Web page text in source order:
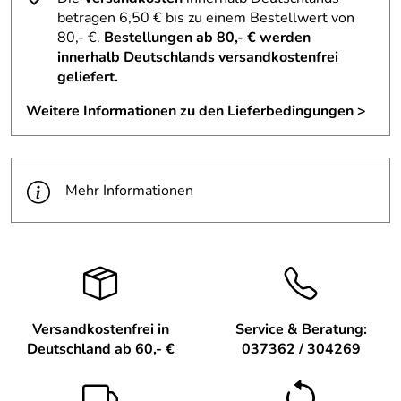
Spielanleitung – Spiralkreisel Rot – Durchmesser ca. 8
cm
Grundhaltung: Den Kreisel zwischen Daumen und
Zeigefinger am Stiel fassen
Drehbewegung: Mit einer schnellen, gleichmäßigen
Bewegung den Kreisel in Rotation versetzen
Spiralmuster faszinierende Effekte erzeugt
Übung: Durch wiederholtes Spielen die Geschicklichkeit
Lieferumfang Spiralkreisel Rot – Durchmesser ca. 8 cm
1x Spiralkreisel mit rotem Muster.
betragen 6,50 € bis zu einem Bestellwert von
80,- €. Bestellungen ab 80,- € werden
innerhalb Deutschlands versandkostenfrei
geliefert.
Weitere Informationen zu den Lieferbedingungen >
Mehr Informationen
Versandkostenfrei in
Deutschland ab 60,- €
Service & Beratung:
037362 / 304269